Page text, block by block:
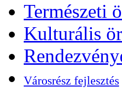
Természeti
Kulturális
Városrész fejlesztés